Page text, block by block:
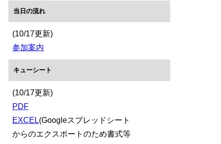
当日の流れ
(10/17更新)
参加案内
キューシート
(10/17更新)
PDF
EXCEL(Googleスプレッドシート
からのエクスポートのため書式等